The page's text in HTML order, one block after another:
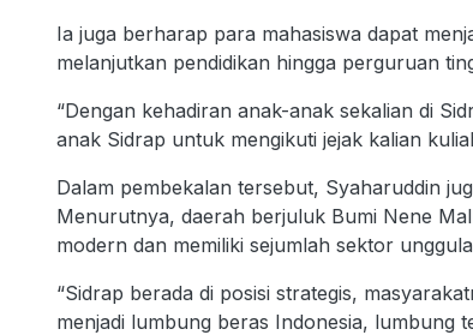
Ia juga berharap para mahasiswa dapat
melanjutkan pendidikan hingga perguruan
“Dengan kehadiran anak-anak sekalian di
anak Sidrap untuk mengikuti jejak kalian
Dalam pembekalan tersebut, Syaharuddin
Menurutnya, daerah berjuluk Bumi Nene
modern dan memiliki sejumlah sektor
“Sidrap berada di posisi strategis,
menjadi lumbung beras Indonesia, lumbung